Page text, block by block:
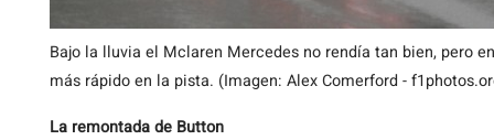
Bajo la lluvia el Mclaren Mercedes no rendía tan bien, pero
más rápido en la pista. (Imagen: Alex Comerford -
La remontada de Button